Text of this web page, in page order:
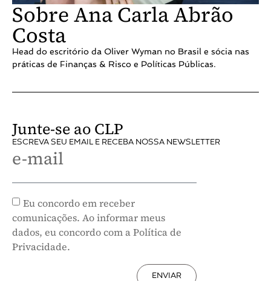
Sobre Ana Carla Abrão
Costa
Head do escritório da Oliver Wyman no Brasil e sócia nas
práticas de Finanças & Risco e Políticas Públicas.
Junte-se ao CLP
ESCREVA SEU EMAIL E RECEBA NOSSA NEWSLETTER
e-mail
Eu concordo em receber
comunicações. Ao informar meus
dados, eu concordo com a Política de
Privacidade.
ENVIAR